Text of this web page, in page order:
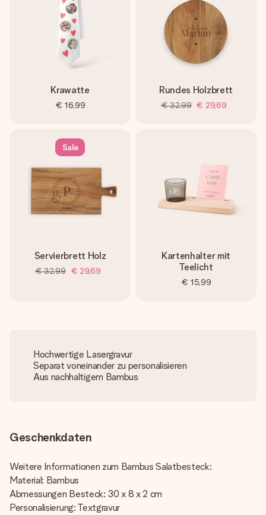
Krawatte
€ 16,99
Rundes Holzbrett
€ 32,99 € 29,69
Sale
Servierbrett Holz
€ 32,99 € 29,69
Kartenhalter mit
Teelicht
€ 15,99
Hochwertige Lasergravur
Separat voneinander zu personalisieren
Aus nachhaltigem Bambus
Geschenkdaten
Weitere Informationen zum Bambus Salatbesteck:
Material: Bambus
Abmessungen Besteck: 30 x 8 x 2 cm
Personalisierung: Textgravur